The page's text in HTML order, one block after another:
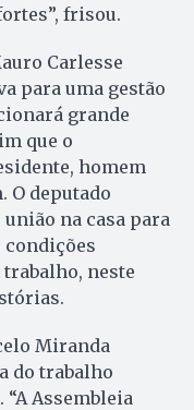
frisou.
Carlesse
para uma gestão
grande
que o
homem
O deputado
na casa para
condições
neste
Miranda
do trabalho
Assembleia